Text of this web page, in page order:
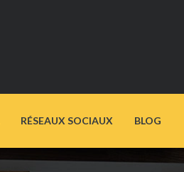
RÉSEAUX SOCIAUX BLOG